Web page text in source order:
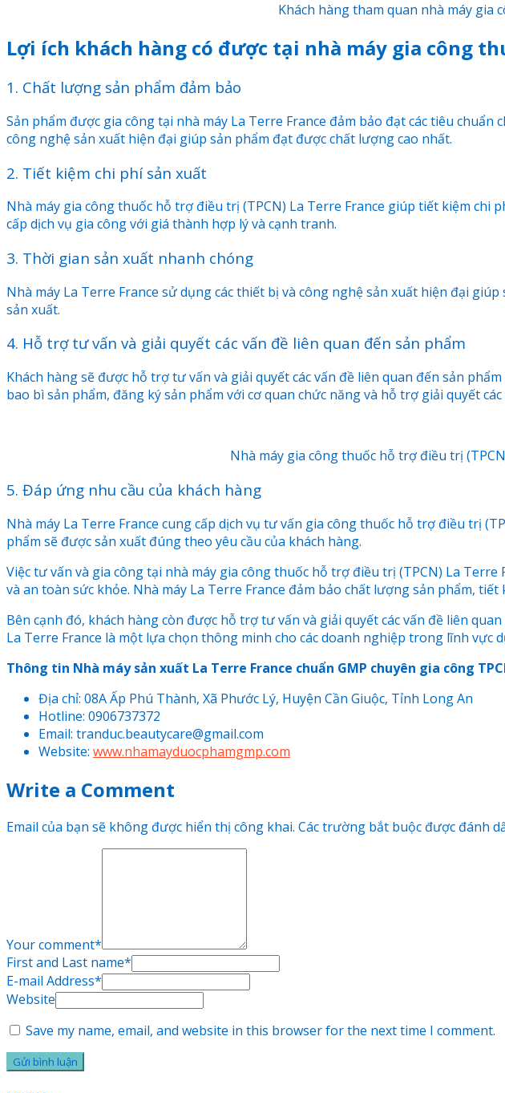
Khách hàng tham quan nhà máy gia
Lợi ích khách hàng có được tại nhà máy gia công
1. Chất lượng sản phẩm đảm bảo
Sản phẩm được gia công tại nhà máy La Terre France đảm bảo đạt các tiêu
công nghệ sản xuất hiện đại giúp sản phẩm đạt được chất lượng cao nhất.
2. Tiết kiệm chi phí sản xuất
Nhà máy gia công thuốc hỗ trợ điều trị (TPCN) La Terre France giúp tiết kiệm chi
cấp dịch vụ gia công với giá thành hợp lý và cạnh tranh.
3. Thời gian sản xuất nhanh chóng
Nhà máy La Terre France sử dụng các thiết bị và công nghệ sản xuất hiện đại
sản xuất.
4. Hỗ trợ tư vấn và giải quyết các vấn đề liên quan đến sản phẩm
Khách hàng sẽ được hỗ trợ tư vấn và giải quyết các vấn đề liên quan đến sản
bao bì sản phẩm, đăng ký sản phẩm với cơ quan chức năng và hỗ trợ giải quyết
Nhà máy gia công thuốc hỗ trợ điều trị
5. Đáp ứng nhu cầu của khách hàng
Nhà máy La Terre France cung cấp dịch vụ tư vấn gia công thuốc hỗ trợ điều trị
phẩm sẽ được sản xuất đúng theo yêu cầu của khách hàng.
Việc tư vấn và gia công tại nhà máy gia công thuốc hỗ trợ điều trị (TPCN) La
và an toàn sức khỏe. Nhà máy La Terre France đảm bảo chất lượng sản phẩm,
Bên cạnh đó, khách hàng còn được hỗ trợ tư vấn và giải quyết các vấn đề liên
La Terre France là một lựa chọn thông minh cho các doanh nghiệp trong lĩnh vực
Thông tin Nhà máy sản xuất La Terre France chuẩn GMP chuyên gia công
Địa chỉ: 08A Ấp Phú Thành, Xã Phước Lý, Huyện Cần Giuộc, Tỉnh Long An
Hotline: 0906737372
Email: tranduc.beautycare@gmail.com
Website: www.nhamayduocphamgmp.com
Write a Comment
Email của bạn sẽ không được hiển thị công khai. Các trường bắt buộc được đánh
Your comment*
First and Last name*
E-mail Address*
Website
Save my name, email, and website in this browser for the next time I comment.